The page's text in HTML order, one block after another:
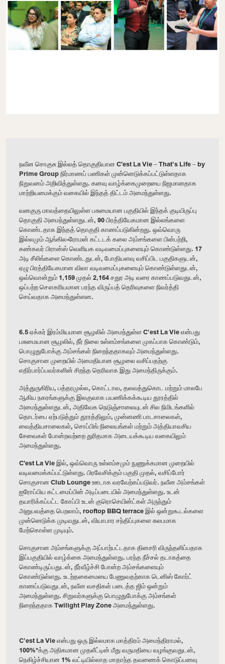
நவீன சொகுசு இல்லத் தொகுதியான C'est La Vie – That’s Life – by
Prime Group நிர்மாணப் பணிகள் முன்னெடுக்கப்பட்டுள்ளதாக
நிறுவனம் அறிவித்துள்ளது. கனவு வாழ்க்கைமுறையை நிஜமானதாக
மாற்றியமைக்கும் வகையில் இந்தத் திட்டம் அமைந்துள்ளது.
வனகுரு மாவத்தையிலுள்ள பசுமையான பகுதியில் இந்தக் குடியிருப்பு
தொகுதி அமைந்துள்ளதுடன், 90 பிரத்தியேகமான இல்லங்களை
கொண்டதாக இந்தத் தொகுதி காணப்படுகின்றது. ஒவ்வொரு
இல்லமும் ஆங்கில-ரோமன் கட்டடக் கலை அம்சங்களை பின்பற்றி,
கண்கவர் பிரான்ஸ் வெளியக வடிவமைப்புகளையும் கொண்டுள்ளது. 17
அடி சீலிங்களை கொண்டதுடன், போதியளவு வசிப்பிட பகுதிகளுடன்,
ஏழு பிரத்தியேகமான விலா வடிவமைப்புகளையும் கொண்டுள்ளதுடன்,
ஒவ்வொன்றும் 1,159 முதல் 2,164 சதுர அடி வரை காணப்படுவதுடன்,
ஒப்பற்ற சௌகரியமான பரந்த விருப்பத் தெரிவுகளை நிவர்த்தி
செய்வதாக அமைந்துள்ளன.
6.5 ஏக்கர் இரம்மியமான சூழலில் அமைந்துள்ள C’est La Vie என்பது
பசுமையான சூழலில், நீர் நிலை உள்ளம்சங்களை முகப்பாக கொண்டும்,
பொழுதுபோக்கு அம்சங்கள் நிறைந்ததாகவும் அமைந்துள்ளது.
சொகுசான முறையில் அமைதியான சூழலை வசிப்பதற்கு
எதிர்பார்ப்பவர்களின் சிறந்த தெரிவாக இது அமைந்திருக்கும்.
அத்துருகிரிய, பத்தரமுல்ல, கொட்டாவ, தலவத்துகொட மற்றும் மாலபே
ஆகிய நகரங்களுக்கு இலகுவாக பயணிக்கக்கூடிய தூரத்தில்
அமைந்துள்ளதுடன், அதிவேக நெடுஞ்சாலையுடன் சில நிமிடங்களில்
தொடர்பை ஏற்படுத்தும் தூரத்திலும், முன்னணி பாடசாலைகள்,
வைத்தியசாலைகள், சொப்பிங் நிலையங்கள் மற்றும் அத்தியாவசிய
சேவைகள் போன்றவற்றை துரிதமாக அடையக்கூடிய வகையிலும்
அமைந்துள்ளது.
C'est La Vie இல், ஒவ்வொரு உள்ளம்சமும் நுணுக்கமான முறையில்
வடிவமைக்கப்பட்டுள்ளது. பிரவேசிக்கும்பகுதிமுதல், வசிப்போர்
சொகுசான Club Loungeஊடாகவரவேற்கப்படுவர். நவீன அம்சங்கள்
ஐரோப்பியகட்டமைப்பின் அடிப்படையில் அமைந்துள்ளது. உடன்
தயாரிக்கப்பட்ட கோப்பிஉடன் குரொசெயின்ட்கள்அருந்தும்
அனுபவத்தை பெறலாம், rooftop BBQ terrace இல் ஒன்றுகூடல்களை
முன்னெடுக்க முடிவதுடன், வியாபார சந்திப்புகளை சுலபமாக
மேற்கொள்ள முடியும்.
சொகுசான அம்சங்களுக்கு அப்பாற்பட்டதாக தினசரி விருந்தளிப்பதாக
இப்பகுதியில் வாழ்க்கை அமைந்துள்ளது. பரந்த நீச்சல் தடாகத்தை
கொண்டிருப்பதுடன், நீர்வீழ்ச்சி போன்ற அம்சங்களையும்
கொண்டுள்ளது. உடற்தகைமையை பேணுவதற்காக டெனிஸ் கோர்ட்
காணப்படுவதுடன், நவீன வசதிகள் படைத்த ஜிம் ஒன்றும்
அமைந்துள்ளது. சிறுவர்களுக்கு பொழுதுபோக்கு அம்சங்கள்
நிறைந்ததாக Twilight Play Zone அமைந்துள்ளது.
C’est La Vie என்பது ஒரு இல்லமாக மாத்திரம் அமைந்திராமல்,
100%*க்கு அதிகமான முதலீட்டின் மீது வருமதியை வழங்குவதுடன்,
நெகிழ்ச்சியான 1% வட்டியில்லாத மாதாந்த தவணைக் கொடுப்பனவு